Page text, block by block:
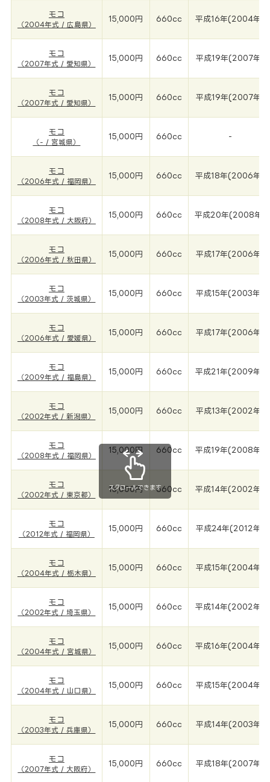
モコ
（2004年式 / 広島県）
15,000円 660cc 平成16年(2004年)
モコ
（2007年式 / 愛知県）
15,000円 660cc 平成19年(2007年)
モコ
（2007年式 / 愛知県）
15,000円 660cc 平成19年(2007年)
モコ
（- / 宮城県）
15,000円 660cc -
モコ
（2006年式 / 福岡県）
15,000円 660cc 平成18年(2006年)
モコ
（2008年式 / 大阪府）
15,000円 660cc 平成20年(2008年)
モコ
（2006年式 / 秋田県）
15,000円 660cc 平成17年(2006年)
モコ
（2003年式 / 茨城県）
15,000円 660cc 平成15年(2003年)
モコ
（2006年式 / 愛媛県）
15,000円 660cc 平成17年(2006年)
モコ
（2009年式 / 福島県）
15,000円 660cc 平成21年(2009年)
モコ
（2002年式 / 新潟県）
15,000円 660cc 平成13年(2002年)
モコ
（2008年式 / 福岡県）
15,000円 660cc 平成19年(2008年)
モコ
（2002年式 / 東京都）
15,000円 660cc 平成14年(2002年)
モコ
（2012年式 / 福岡県）
15,000円 660cc 平成24年(2012年)
モコ
（2004年式 / 栃木県）
15,000円 660cc 平成15年(2004年)
モコ
（2002年式 / 埼玉県）
15,000円 660cc 平成14年(2002年)
モコ
（2004年式 / 宮城県）
15,000円 660cc 平成16年(2004年)
モコ
（2004年式 / 山口県）
15,000円 660cc 平成15年(2004年)
モコ
（2003年式 / 兵庫県）
15,000円 660cc 平成14年(2003年)
モコ
（2007年式 / 大阪府）
15,000円 660cc 平成18年(2007年)
スクロールできます